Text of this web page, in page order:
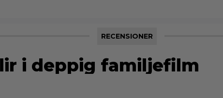
RECENSIONER
i deppig familjefilm